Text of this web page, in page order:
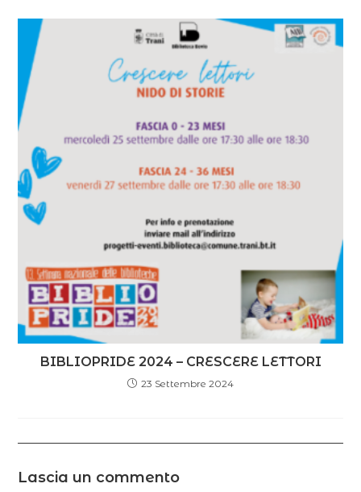
BIBLIOPRIDE 2024 – CRESCERE LETTORI
23 Settembre 2024
Lascia un commento